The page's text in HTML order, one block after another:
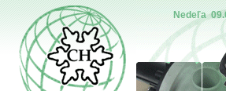
Nedeľa